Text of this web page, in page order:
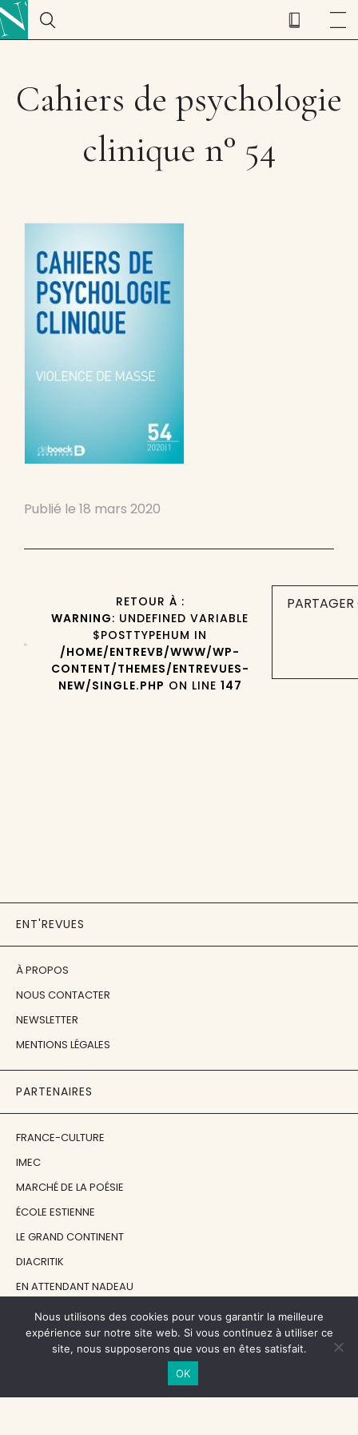
Cahiers de psychologie
clinique n° 54
Publié le 18 mars 2020
RETOUR À :
WARNING: UNDEFINED VARIABLE
$POSTTYPEHUM IN
/HOME/ENTREVB/WWW/WP-
CONTENT/THEMES/ENTREVUES-
NEW/SINGLE.PHP ON LINE 147
ENT'REVUES
À PROPOS
NOUS CONTACTER
NEWSLETTER
MENTIONS LÉGALES
PARTENAIRES
FRANCE-CULTURE
IMEC
MARCHÉ DE LA POÉSIE
ÉCOLE ESTIENNE
LE GRAND CONTINENT
DIACRITIK
EN ATTENDANT NADEAU
NOS SOUTIENS
Nous utilisons des cookies pour vous garantir la meilleure
expérience sur notre site web. Si vous continuez à utiliser ce
site, nous supposerons que vous en êtes satisfait.
OK